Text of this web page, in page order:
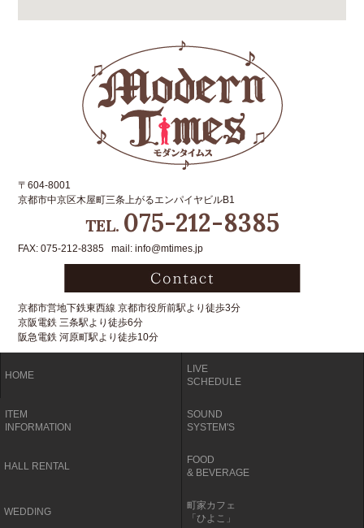
〒604-8001
京都市中京区木屋町三条上がるエンパイヤビルB1
TEL. 075-212-8385
FAX: 075-212-8385 mail: info@mtimes.jp
京都市営地下鉄東西線 京都市役所前駅より徒歩3分
京阪電鉄 三条駅より徒歩6分
阪急電鉄 河原町駅より徒歩10分
HOME
LIVE
SCHEDULE
ITEM
INFORMATION
SOUND
SYSTEM'S
HALL RENTAL
FOOD
& BEVERAGE
WEDDING
町家カフェ
「ひよこ」